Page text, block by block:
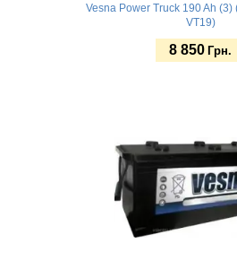
Vesna Power Truck 190 Ah
VT19)
8 850 Грн.